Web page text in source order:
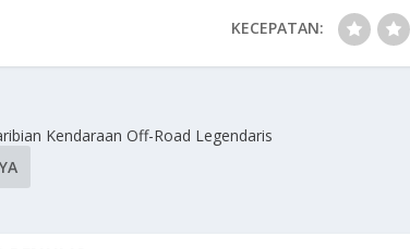
KECEPATAN:
Kendaraan Off-Road Legendaris